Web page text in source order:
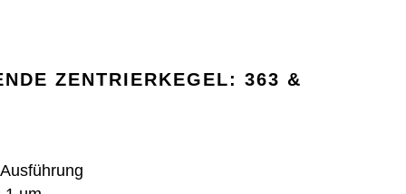
ZENTRIERKEGEL: 363 &